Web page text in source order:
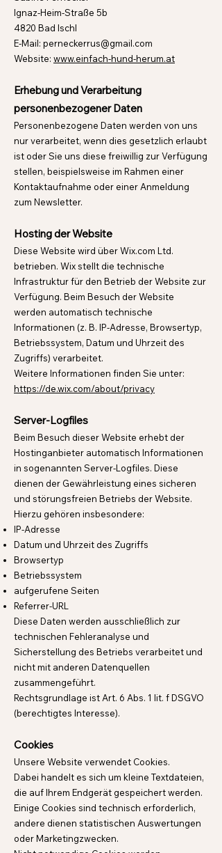
Ignaz-Heim-Straße 5b
4820 Bad Ischl
E-Mail: perneckerrus@gmail.com
Website: www.einfach-hund-herum.at
Erhebung und Verarbeitung
personenbezogener Daten
Personenbezogene Daten werden von uns
nur verarbeitet, wenn dies gesetzlich erlaubt
ist oder Sie uns diese freiwillig zur Verfügung
stellen, beispielsweise im Rahmen einer
Kontaktaufnahme oder einer Anmeldung
zum Newsletter.
Hosting der Website
Diese Website wird über Wix.com Ltd.
betrieben. Wix stellt die technische
Infrastruktur für den Betrieb der Website zur
Verfügung. Beim Besuch der Website
werden automatisch technische
Informationen (z. B. IP-Adresse, Browsertyp,
Betriebssystem, Datum und Uhrzeit des
Zugriffs) verarbeitet.
Weitere Informationen finden Sie unter:
https://de.wix.com/about/privacy
Server-Logfiles
Beim Besuch dieser Website erhebt der
Hostinganbieter automatisch Informationen
in sogenannten Server-Logfiles. Diese
dienen der Gewährleistung eines sicheren
und störungsfreien Betriebs der Website.
Hierzu gehören insbesondere:
IP-Adresse
Datum und Uhrzeit des Zugriffs
Browsertyp
Betriebssystem
aufgerufene Seiten
Referrer-URL
Diese Daten werden ausschließlich zur
technischen Fehleranalyse und
Sicherstellung des Betriebs verarbeitet und
nicht mit anderen Datenquellen
zusammengeführt.
Rechtsgrundlage ist Art. 6 Abs. 1 lit. f DSGVO
(berechtigtes Interesse).
Cookies
Unsere Website verwendet Cookies.
Dabei handelt es sich um kleine Textdateien,
die auf Ihrem Endgerät gespeichert werden.
Einige Cookies sind technisch erforderlich,
andere dienen statistischen Auswertungen
oder Marketingzwecken.